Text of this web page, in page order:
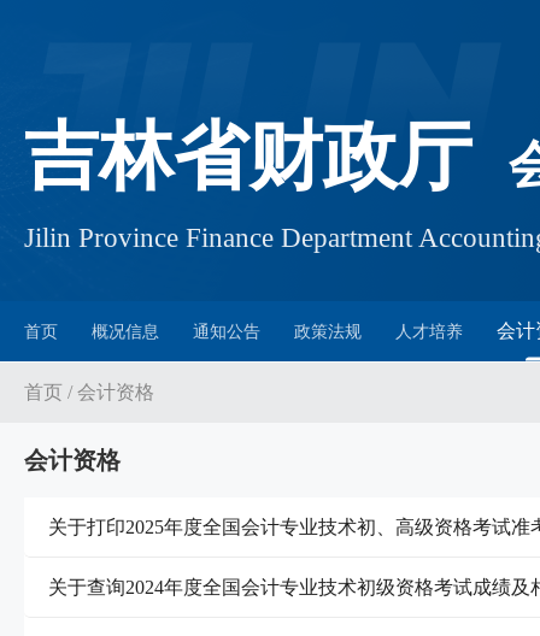
吉林省财政厅
Jilin Province Finance Department
首页 概况信息 通知公告 政策法规 人才培养 会计
首页 /会计资格
会计资格
关于打印2025年度全国会计专业技术初、高级资格考试准
关于查询2024年度全国会计专业技术初级资格考试成绩及